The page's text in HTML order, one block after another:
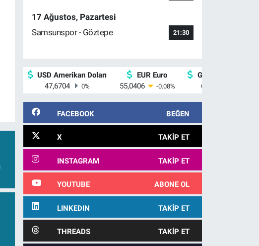
17 Ağustos, Pazartesi
Samsunspor - Göztepe
21:30
USD Amerikan Doları
47,6704
0%
EUR Euro
55,0406
-0.08%
GBP İngiliz
64,2143
FACEBOOK BEĞEN
X TAKIP ET
INSTAGRAM TAKIP ET
YOUTUBE ABONE OL
LINKEDIN TAKIP ET
THREADS TAKIP ET